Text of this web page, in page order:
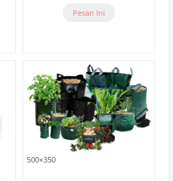
Pesan Ini
500×350